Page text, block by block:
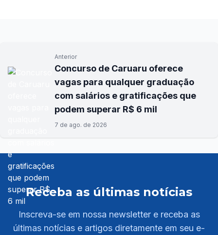
Anterior
Concurso de Caruaru oferece
vagas para qualquer graduação
com salários e gratificações que
podem superar R$ 6 mil
7 de ago. de 2026
Receba as últimas notícias
Inscreva-se em nossa newsletter e receba as
últimas notícias e artigos diretamente em seu e-